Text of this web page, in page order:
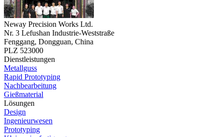
Neway Precision Works Ltd.
Nr. 3 Lefushan Industrie-Weststraße
Fenggang, Dongguan, China
PLZ 523000
Dienstleistungen
Metallguss
Rapid Prototyping
Nachbearbeitung
Gießmaterial
Lösungen
Design
Ingenieurwesen
Prototyping